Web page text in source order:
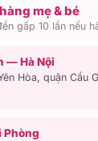
mẹ & bé
gấp 10 lần nếu
— Hà Nội
Hòa, quận Cầu
Phòng